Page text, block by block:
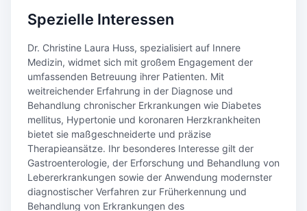
Spezielle Interessen
Dr. Christine Laura Huss, spezialisiert auf Innere
Medizin, widmet sich mit großem Engagement der
umfassenden Betreuung ihrer Patienten. Mit
weitreichender Erfahrung in der Diagnose und
Behandlung chronischer Erkrankungen wie Diabetes
mellitus, Hypertonie und koronaren Herzkrankheiten
bietet sie maßgeschneiderte und präzise
Therapieansätze. Ihr besonderes Interesse gilt der
Gastroenterologie, der Erforschung und Behandlung von
Lebererkrankungen sowie der Anwendung modernster
diagnostischer Verfahren zur Früherkennung und
Behandlung von Erkrankungen des